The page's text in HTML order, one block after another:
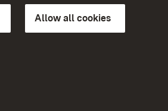
Allow all cookies